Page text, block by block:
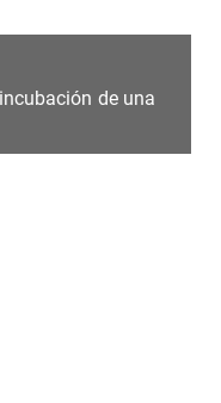
de una